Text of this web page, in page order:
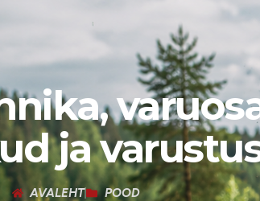
ja
AVALEHT POOD